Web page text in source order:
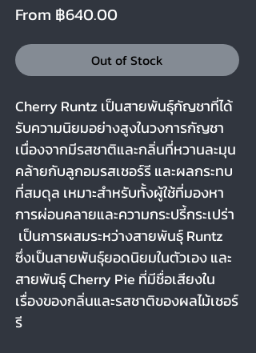
From ฿640.00Sale
Out of Stock
Cherry Runtz เป็นสายพันธุ์กัญชาที่ได้
รับความนิยมอย่างสูงในวงการกัญชา
เนื่องจากมีรสชาติและกลิ่นที่หวานละมุน
คล้ายกับลูกอมรสเชอร์รี และผลกระทบ
ที่สมดุล เหมาะสำหรับทั้งผู้ใช้ที่มองหา
การผ่อนคลายและความกระปรี้กระเปร่า
เป็นการผสมระหว่างสายพันธุ์ Runtz
ซึ่งเป็นสายพันธุ์ยอดนิยมในตัวเอง และ
สายพันธุ์ Cherry Pie ที่มีชื่อเสียงใน
เรื่องของกลิ่นและรสชาติของผลไม้เชอร์
รี